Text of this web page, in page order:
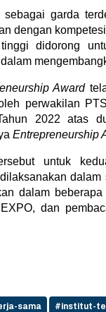
sebagai garda
dengan
didorong
Award
perwakilan
ahun 2022 atas
Entrepreneurship
untuk
dilaksanakan dalam
dalam
dan
sama #institut-